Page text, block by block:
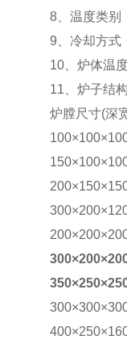
8、温度类别
9、 冷却方式
10、 炉体温
11、 炉子结
炉膛尺寸(深
100×100×
150×100×
200×150×
300×200×
350×250×
400×250×